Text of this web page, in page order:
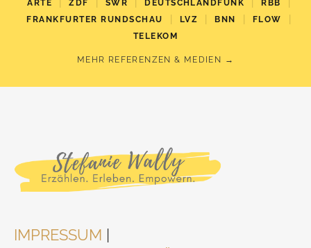
ARTE ZDF SWR DEUTSCHLANDFUNK RBB
FRANKFURTER RUNDSCHAU | LVZ | BNN | FLOW |
TELEKOM
MEHR REFERENZEN & MEDIEN →
IMPRESSUM |